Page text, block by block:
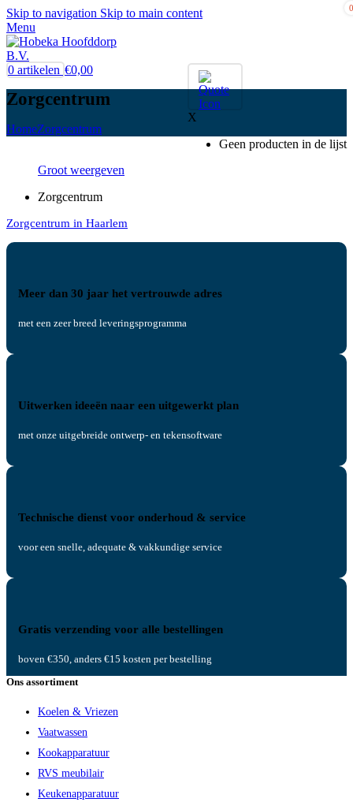
Skip to navigation Skip to main content
Menu
0
X
Geen producten in de lijst
0 artikelen €0,00
Zorgcentrum
HomeZorgcentrum
Groot weergeven
Zorgcentrum
Zorgcentrum in Haarlem
Meer dan 30 jaar het vertrouwde adres
met een zeer breed leveringsprogramma
Uitwerken ideeën naar een uitgewerkt plan
met onze uitgebreide ontwerp- en tekensoftware
Technische dienst voor onderhoud & service
voor een snelle, adequate & vakkundige service
Gratis verzending voor alle bestellingen
boven €350, anders €15 kosten per bestelling
Ons assortiment
Koelen & Vriezen
Vaatwassen
Kookapparatuur
RVS meubilair
Keukenapparatuur